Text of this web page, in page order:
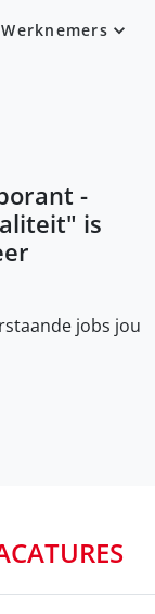
Werknemers
-
" is
jobs jou